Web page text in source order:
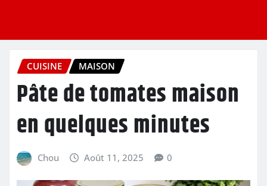
CUISINE MAISON
Pâte de tomates maison
en quelques minutes
Chou Août 11, 2025 0